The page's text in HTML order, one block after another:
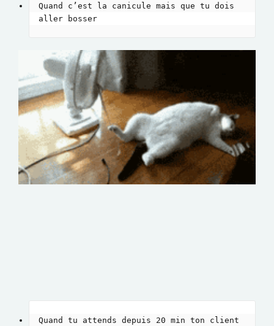
Quand c’est la canicule mais que tu dois
aller bosser
Quand tu attends depuis 20 min ton client